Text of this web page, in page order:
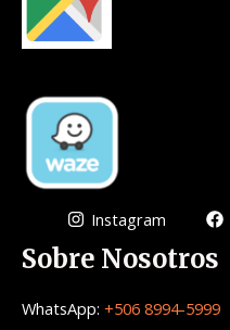
Instagram
Sobre Nosotros
WhatsApp: +506 8994-5999